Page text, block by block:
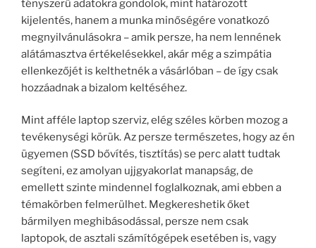
tényszerű adatokra gondolok, mint határozott
kijelentés, hanem a munka minőségére vonatkozó
megnyilvánulásokra – amik persze, ha nem lennének
alátámasztva értékelésekkel, akár még a szimpátia
ellenkezőjét is kelthetnék a vásárlóban – de így csak
hozzáadnak a bizalom keltéséhez.
Mint afféle laptop szerviz, elég széles körben mozog a
tevékenységi körük. Az persze természetes, hogy az én
ügyemen (SSD bővítés, tisztítás) se perc alatt tudtak
segíteni, ez amolyan ujjgyakorlat manapság, de
emellett szinte mindennel foglalkoznak, ami ebben a
témakörben felmerülhet. Megkereshetik őket
bármilyen meghibásodással, persze nem csak
laptopok, de asztali számítógépek esetében is, vagy